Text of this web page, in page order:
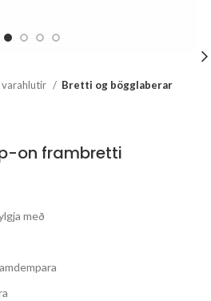
Bretti og bögglaberar
on frambretti
með